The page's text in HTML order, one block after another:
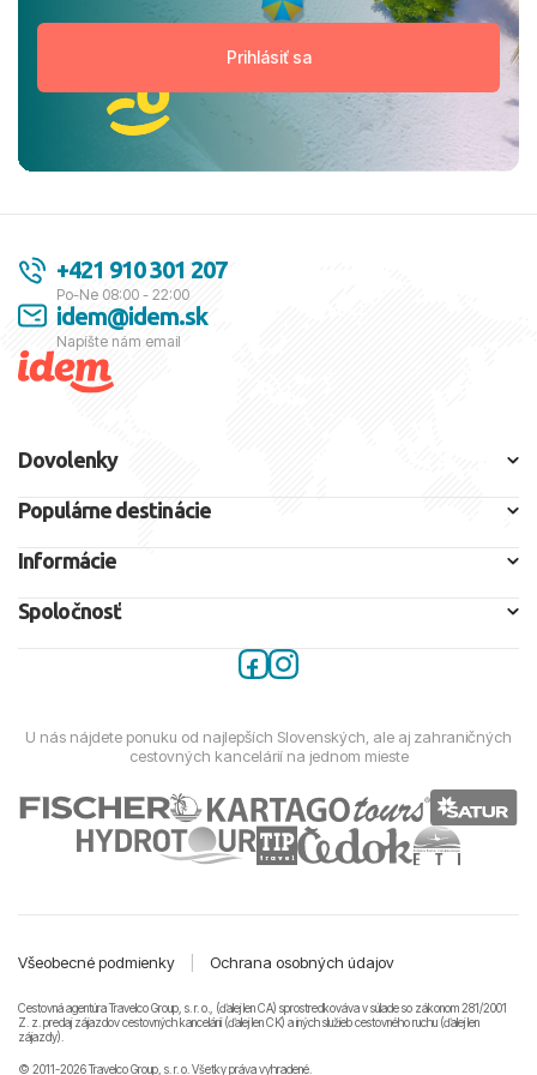
+421 910 301 207
Po-Ne 08:00 - 22:00
idem@idem.sk
Napíšte nám email
Dovolenky
Populárne destinácie
Informácie
Spoločnosť
U nás nájdete ponuku od najlepších Slovenských, ale aj zahraničných
cestovných kancelárií na jednom mieste
Všeobecné podmienky Ochrana osobných údajov
Cestovná agentúra Travelco Group, s. r. o., (ďalej len CA) sprostredkováva v súlade so zákonom 281/2001
Z. z. predaj zájazdov cestovných kancelárii (ďalej len CK) a iných služieb cestovného ruchu (ďalej len
zájazdy).
© 2011-2026 Travelco Group, s. r. o. Všetky práva vyhradené.